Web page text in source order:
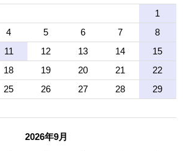
1
4 5 6 7
8
11 12 13 14
15
18 19 20 21
22
25 26 27 28
29
2026年9月